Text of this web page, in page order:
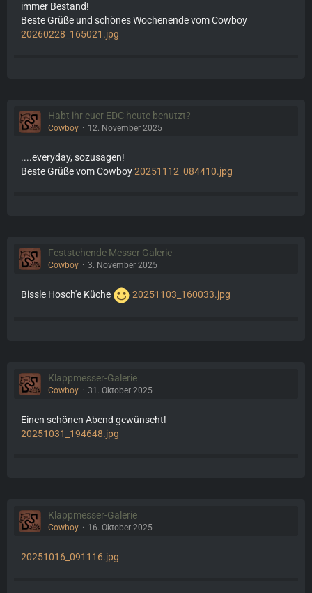
immer Bestand!
Beste Grüße und schönes Wochenende vom Cowboy
20260228_165021.jpg
Habt ihr euer EDC heute benutzt?
Cowboy 12. November 2025
....everyday, sozusagen!
Beste Grüße vom Cowboy20251112_084410.jpg
Feststehende Messer Galerie
Cowboy 3. November 2025
Bissle Hosch'e Küche 20251103_160033.jpg
Klappmesser-Galerie
Cowboy 31. Oktober 2025
Einen schönen Abend gewünscht!
20251031_194648.jpg
Klappmesser-Galerie
Cowboy 16. Oktober 2025
20251016_091116.jpg